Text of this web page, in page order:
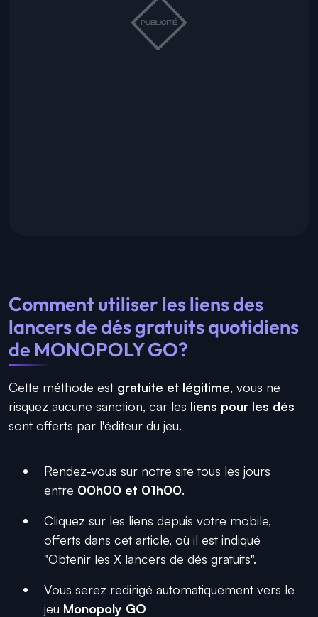
Comment utiliser les liens des
lancers de dés gratuits quotidiens
de MONOPOLY GO?
Cette méthode est gratuite et légitime, vous ne
risquez aucune sanction, car les liens pour les dés
sont offerts par l'éditeur du jeu.
Rendez-vous sur notre site tous les jours
entre 00h00 et 01h00.
Cliquez sur les liens depuis votre mobile,
offerts dans cet article, où il est indiqué
"Obtenir les X lancers de dés gratuits".
Vous serez redirigé automatiquement vers le
jeu Monopoly GO